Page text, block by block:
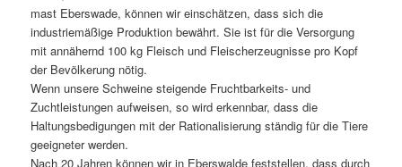
mast Eberswade, können wir einschätzen, dass sich die
industriemäßige Produktion bewährt. Sie ist für die Versorgung
mit annähernd 100 kg Fleisch und Fleischerzeugnisse pro Kopf
der Bevölkerung nötig.
Wenn unsere Schweine steigende Fruchtbarkeits- und
Zuchtleistungen aufweisen, so wird erkennbar, dass die
Haltungsbedigungen mit der Rationalisierung ständig für die Tiere
geeigneter werden.
Nach 20 Jahren können wir in Eberswalde feststellen, dass durch